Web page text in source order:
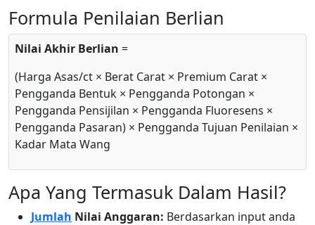
Formula Penilaian Berlian
Nilai Akhir Berlian =
(Harga Asas/ct × Berat Carat × Premium Carat ×
Pengganda Bentuk × Pengganda Potongan ×
Pengganda Pensijilan × Pengganda Fluoresens ×
Pengganda Pasaran) × Pengganda Tujuan Penilaian ×
Kadar Mata Wang
Apa Yang Termasuk Dalam Hasil?
Jumlah Nilai Anggaran: Berdasarkan input anda